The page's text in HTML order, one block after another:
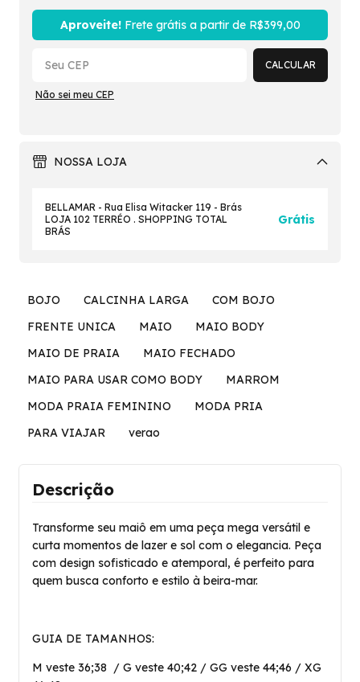
Aproveite!Frete grátis a partir de R$399,00
CALCULAR
Não sei meu CEP
NOSSA LOJA
BELLAMAR - Rua Elisa Witacker 119 - Brás
LOJA 102 TERRÉO . SHOPPING TOTAL
BRÁS
Grátis
BOJO CALCINHA LARGA
COM BOJO
FRENTE UNICA
MAIO
MAIO BODY
MAIO DE PRAIA
MAIO FECHADO
MAIO PARA USAR COMO BODY
MARROM
MODA PRAIA FEMININO
MODA PRIA
PARA VIAJAR
verao
Descrição
Transforme seu maiô em uma peça mega versátil e
curta momentos de lazer e sol com o elegancia. Peça
com design sofisticado e atemporal, é perfeito para
quem busca conforto e estilo à beira-mar.
GUIA DE TAMANHOS:
M veste 36;38 / G veste 40;42 / GG veste 44;46 / XG